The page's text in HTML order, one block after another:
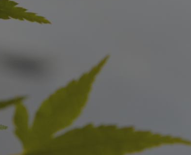
暮らし方のご提案
薪ストーブのある暮らし
平屋の暮らし
四季を感じる暮らし
アフターサポート
家づくりの流れ